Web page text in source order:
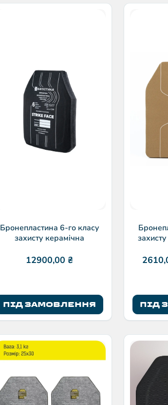
Бронепластина 6-го класу
захисту керамічна
12900,00 ₴
ПІД ЗАМОВЛЕННЯ ПІД